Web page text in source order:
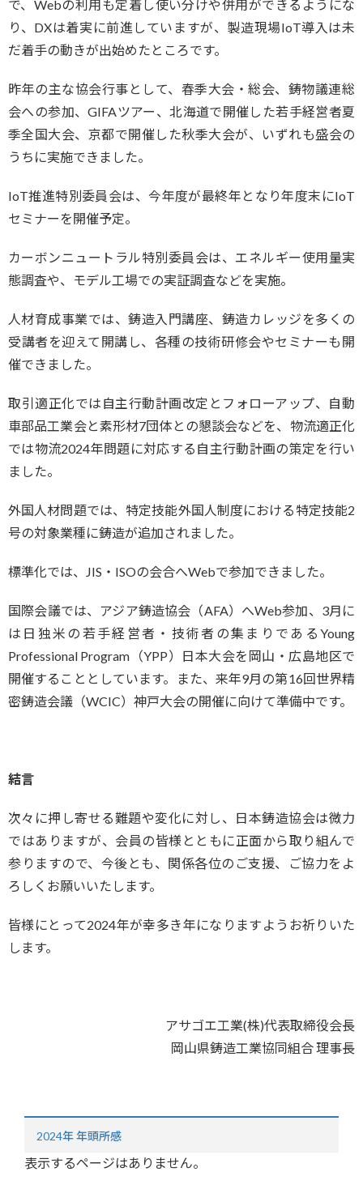
で、Webの利用も定着し使い分けや併用ができるようにな
り、DXは着実に前進していますが、製造現場IoT導入は未
だ着手の動きが出始めたところです。
昨年の主な協会行事として、春季大会・総会、鋳物議連総
会への参加、GIFAツアー、北海道で開催した若手経営者夏
季全国大会、京都で開催した秋季大会が、いずれも盛会の
うちに実施できました。
IoT推進特別委員会は、今年度が最終年となり年度末にIoT
セミナーを開催予定。
カーボンニュートラル特別委員会は、エネルギー使用量実
態調査や、モデル工場での実証調査などを実施。
人材育成事業では、鋳造入門講座、鋳造カレッジを多くの
受講者を迎えて開講し、各種の技術研修会やセミナーも開
催できました。
取引適正化では自主行動計画改定とフォローアップ、自動
車部品工業会と素形材7団体との懇談会などを、物流適正化
では物流2024年問題に対応する自主行動計画の策定を行い
ました。
外国人材問題では、特定技能外国人制度における特定技能2
号の対象業種に鋳造が追加されました。
標準化では、JIS・ISOの会合へWebで参加できました。
国際会議では、アジア鋳造協会（AFA）へWeb参加、3月に
は日独米の若手経営者・技術者の集まりであるYoung
Professional Program（YPP）日本大会を岡山・広島地区で
開催することとしています。また、来年9月の第16回世界精
密鋳造会議（WCIC）神戸大会の開催に向けて準備中です。
結言
次々に押し寄せる難題や変化に対し、日本鋳造協会は微力
ではありますが、会員の皆様とともに正面から取り組んで
参りますので、今後とも、関係各位のご支援、ご協力をよ
ろしくお願いいたします。
皆様にとって2024年が幸多き年になりますようお祈りいた
します。
アサゴエ工業(株)代表取締役会長
岡山県鋳造工業協同組合 理事長
2024年 年頭所感
表示するページはありません。